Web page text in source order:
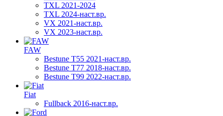
TXL 2021-2024
TXL 2024-наст.вр.
VX 2021-наст.вр.
VX 2023-наст.вр.
FAW
Bestune T55 2021-наст.вр.
Bestune T77 2018-наст.вр.
Bestune T99 2022-наст.вр.
Fiat
Fullback 2016-наст.вр.